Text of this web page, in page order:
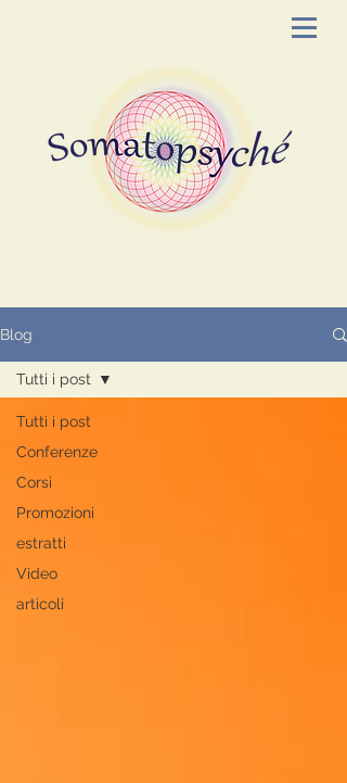
Blog
Tutti i post
Conferenze
Corsi
Promozioni
estratti
Video
articoli
Tutti i post